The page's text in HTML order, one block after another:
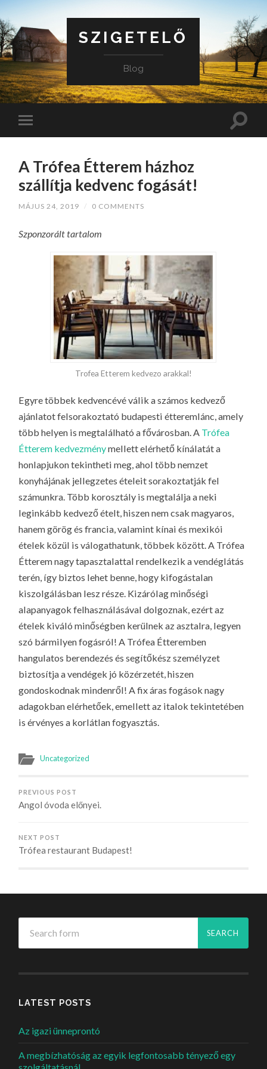
SZIGETELŐ
Blog
A Trófea Étterem házhoz
szállítja kedvenc fogását!
MÁJUS 24, 2019 / 0 COMMENTS
Szponzorált tartalom
Trofea Etterem kedvezo arakkal!
Egyre többek kedvencévé válik a számos kedvező
ajánlatot felsorakoztató budapesti étteremlánc, amely
több helyen is megtalálható a fővárosban. A Trófea
Étterem kedvezménymellett elérhető kínálatát a
honlapjukon tekintheti meg, ahol több nemzet
konyhájának jellegzetes ételeit sorakoztatják fel
számunkra. Több korosztály is megtalálja a neki
leginkább kedvező ételt, hiszen nem csak magyaros,
hanem görög és francia, valamint kínai és mexikói
ételek közül is válogathatunk, többek között. A Trófea
Étterem nagy tapasztalattal rendelkezik a vendéglátás
terén, így biztos lehet benne, hogy kifogástalan
kiszolgálásban lesz része. Kizárólag minőségi
alapanyagok felhasználásával dolgoznak, ezért az
ételek kiváló minőségben kerülnek az asztalra, legyen
szó bármilyen fogásról! A Trófea Étteremben
hangulatos berendezés és segítőkész személyzet
biztosítja a vendégek jó közérzetét, hiszen
gondoskodnak mindenről! A fix áras fogások nagy
adagokban elérhetőek, emellett az italok tekintetében
is érvényes a korlátlan fogyasztás.
Uncategorized
PREVIOUS POST
Angol óvoda előnyei.
NEXT POST
Trófea restaurant Budapest!
LATEST POSTS
Az igazi ünneprontó
A megbízhatóság az egyik legfontosabb tényező egy